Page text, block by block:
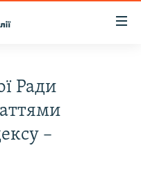
Ради
–